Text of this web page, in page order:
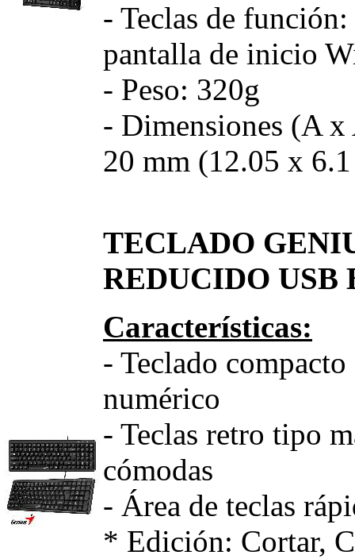
- Teclas de
pantalla de inicio
- Peso: 320g
- Dimensiones (A
20 mm (12.05 x
TECLADO
REDUCIDO USB
Características:
- Teclado
numérico
- Teclas retro tipo
cómodas
- Área de teclas
* Edición: Cortar,